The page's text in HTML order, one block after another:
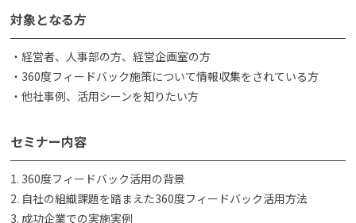
対象となる方
・経営者、人事部の方、経営企画室の方
・360度フィードバック施策について情報収集をされている方
・他社事例、活用シーンを知りたい方
セミナー内容
1. 360度フィードバック活用の背景
2. 自社の組織課題を踏まえた360度フィードバック活用方法
3. 成功企業での実施実例